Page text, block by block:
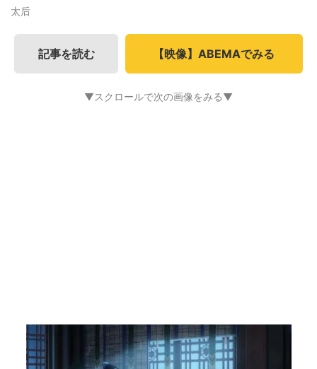
太后
記事を読む 【映像】ABEMAでみる
▼スクロールで次の画像をみる▼